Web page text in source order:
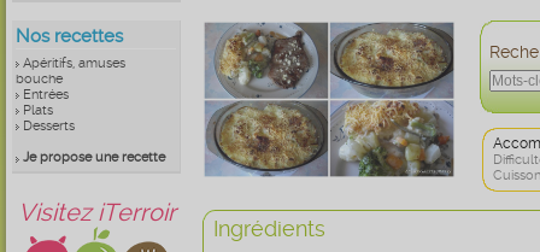
Nos recettes
Apéritifs, amuses
bouche
Entrées
Plats
Desserts
Je propose une recette
Visitez iTerroir
Ingrédients